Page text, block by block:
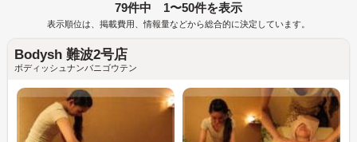
79件中 1〜50件を表示
表示順位は、掲載費用、情報量などから総合的に決定しています。
Bodysh 難波2号店
ボディッシュナンバニゴウテン